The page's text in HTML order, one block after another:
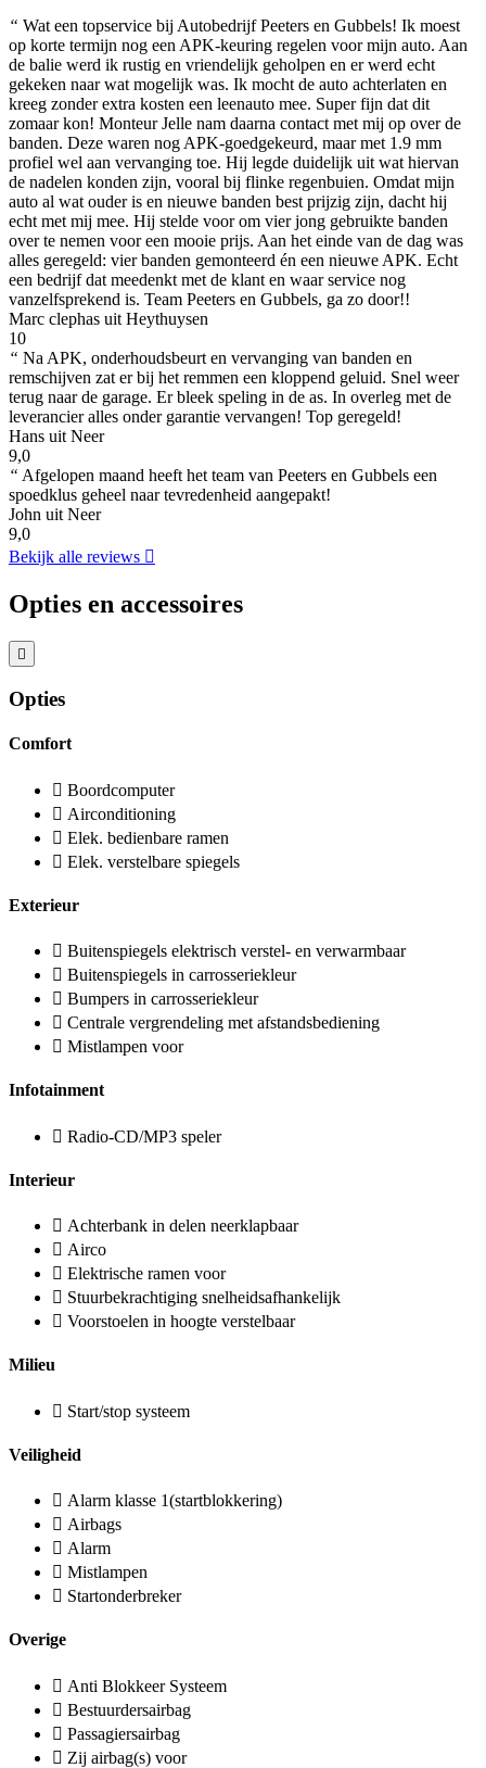
“ Wat een topservice bij Autobedrijf Peeters en Gubbels! Ik moest
op korte termijn nog een APK-keuring regelen voor mijn auto. Aan
de balie werd ik rustig en vriendelijk geholpen en er werd echt
gekeken naar wat mogelijk was. Ik mocht de auto achterlaten en
kreeg zonder extra kosten een leenauto mee. Super fijn dat dit
zomaar kon! Monteur Jelle nam daarna contact met mij op over de
banden. Deze waren nog APK-goedgekeurd, maar met 1.9 mm
profiel wel aan vervanging toe. Hij legde duidelijk uit wat hiervan
de nadelen konden zijn, vooral bij flinke regenbuien. Omdat mijn
auto al wat ouder is en nieuwe banden best prijzig zijn, dacht hij
echt met mij mee. Hij stelde voor om vier jong gebruikte banden
over te nemen voor een mooie prijs. Aan het einde van de dag was
alles geregeld: vier banden gemonteerd én een nieuwe APK. Echt
een bedrijf dat meedenkt met de klant en waar service nog
vanzelfsprekend is. Team Peeters en Gubbels, ga zo door!!
Marc clephas uit Heythuysen
10
“ Na APK, onderhoudsbeurt en vervanging van banden en
remschijven zat er bij het remmen een kloppend geluid. Snel weer
terug naar de garage. Er bleek speling in de as. In overleg met de
leverancier alles onder garantie vervangen! Top geregeld!
Hans uit Neer
9,0
“ Afgelopen maand heeft het team van Peeters en Gubbels een
spoedklus geheel naar tevredenheid aangepakt!
John uit Neer
9,0
Bekijk alle reviews
Opties en accessoires
Opties
Comfort
Boordcomputer
Airconditioning
Elek. bedienbare ramen
Elek. verstelbare spiegels
Exterieur
Buitenspiegels elektrisch verstel- en verwarmbaar
Buitenspiegels in carrosseriekleur
Bumpers in carrosseriekleur
Centrale vergrendeling met afstandsbediening
Mistlampen voor
Infotainment
Radio-CD/MP3 speler
Interieur
Achterbank in delen neerklapbaar
Airco
Elektrische ramen voor
Stuurbekrachtiging snelheidsafhankelijk
Voorstoelen in hoogte verstelbaar
Milieu
Start/stop systeem
Veiligheid
Alarm klasse 1(startblokkering)
Airbags
Alarm
Mistlampen
Startonderbreker
Overige
Anti Blokkeer Systeem
Bestuurdersairbag
Passagiersairbag
Zij airbag(s) voor